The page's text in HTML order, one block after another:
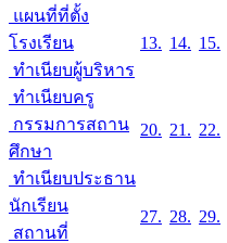
แผนที่ที่ตั้ง
โรงเรียน
ทำเนียบผู้บริหาร
ทำเนียบครู
กรรมการสถาน
ศึกษา
ทำเนียบประธาน
นักเรียน
สถานที่
13. 14. 15.
20. 21. 22.
27. 28. 29.